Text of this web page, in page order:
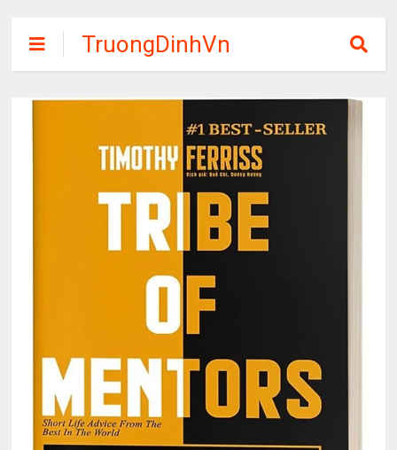
TruongDinhVn
Chia sẽ ebook,
các khóa học,
phần mềm học
tập miễn phí